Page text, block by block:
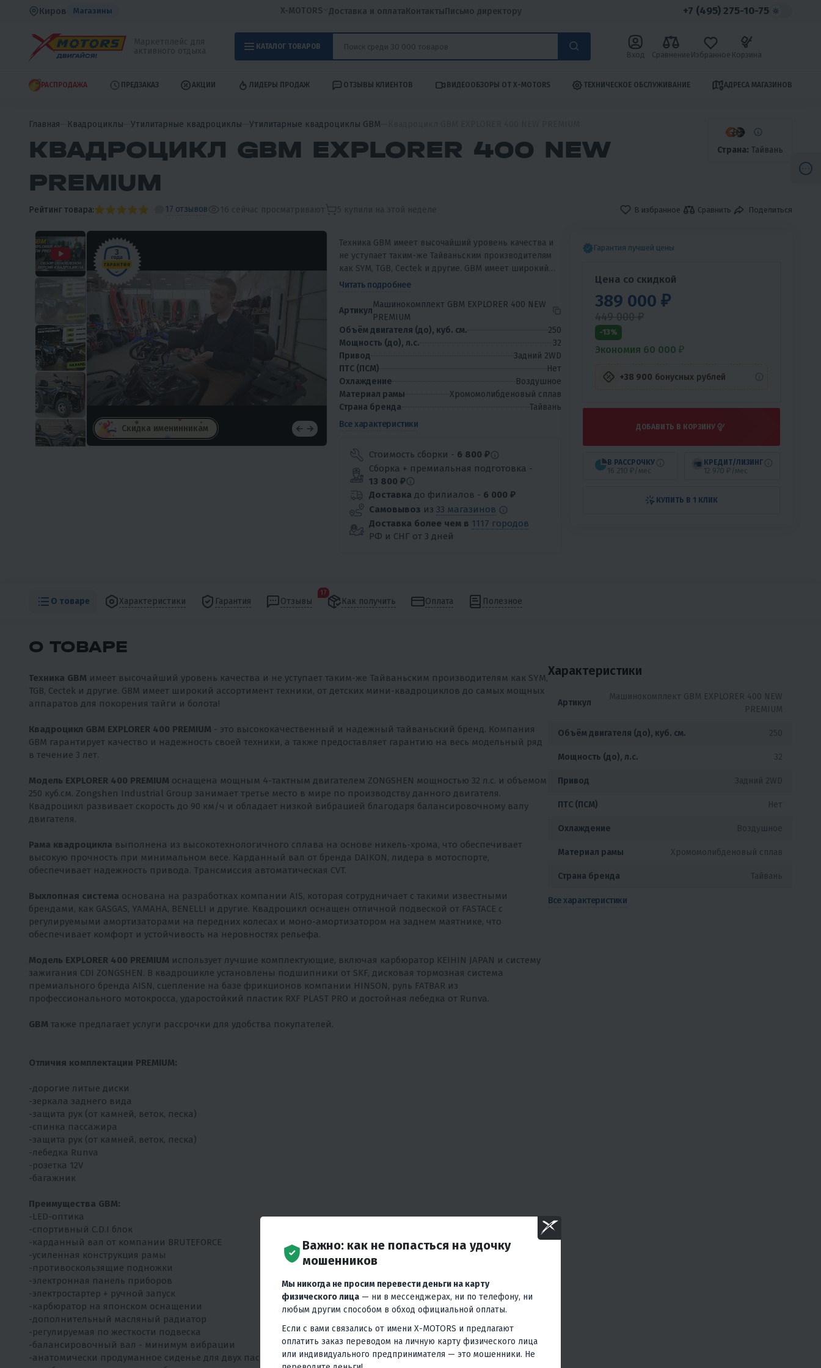
Киров Магазины X-MOTORS Доставка и оплатаКонтактыПисьмо директору +7 (495) 275-10-75
КАТАЛОГ ТОВАРОВ
Вход Сравнение Избранное Корзина
РАСПРОДАЖА ПРЕДЗАКАЗ АКЦИИ ЛИДЕРЫ ПРОДАЖ ОТЗЫВЫ КЛИЕНТОВ ВИДЕООБЗОРЫ ОТ X-MOTORS ТЕХНИЧЕСКОЕ ОБСЛУЖИВАНИЕ АДРЕСА МАГАЗИНОВ
Главная Квадроциклы Утилитарные квадроциклы Утилитарные квадроциклы GBM
КВАДРОЦИКЛ GBM EXPLORER 400 NEW
PREMIUM
Страна: Тайвань
Рейтинг товара: 17 отзывов 16 сейчас просматривают 5 купили на этой неделе В избранное Сравнить Поделиться
Скидка именинникам
Техника GBM имеет высочайший уровень качества и
не уступает таким-же Тайваньским производителям
как SYM, TGB, Cectek и другие. GBM имеет широкий
ассортимент техники, от детских мини-квадроциклов
Читать подробнее
Артикул
Машинокомплект GBM EXPLORER 400 NEW
PREMIUM
Объём двигателя (до), куб. см.
250
Мощность (до), л.с.
32
Привод
Задний 2WD
ПТС (ПСМ)
Нет
Охлаждение
Воздушное
Материал рамы
Хромомолибденовый сплав
Страна бренда
Тайвань
Все характеристики
Стоимость сборки - 6 800 ₽
Сборка + премиальная подготовка -
13 800 ₽
Доставка до филиалов - 6 000 ₽
Самовывоз из 33 магазинов
Доставка более чем в 1117 городов
РФ и СНГ от 3 дней
Гарантия лучшей цены
Цена со скидкой
389 000 ₽
449 000 ₽
-13%
Экономия 60 000 ₽
+38 900 бонусных рублей
ДОБАВИТЬ В КОРЗИНУ
В РАССРОЧКУ
16 210 ₽/мес
КРЕДИТ/ЛИЗИНГ
12 970 ₽/мес
КУПИТЬ В 1 КЛИК
О товаре Характеристики Гарантия Отзывы
17
Как получить Оплата Полезное
О ТОВАРЕ
Техника GBM имеет высочайший уровень качества и не уступает таким-же Тайваньским производителям как SYM,
TGB, Cectek и другие. GBM имеет широкий ассортимент техники, от детских мини-квадроциклов до самых мощных
аппаратов для покорения тайги и болота!
Квадроцикл GBM EXPLORER 400 PREMIUM - это высококачественный и надежный тайваньский бренд. Компания
GBM гарантирует качество и надежность своей техники, а также предоставляет гарантию на весь модельный ряд
в течение 3 лет.
Модель EXPLORER 400 PREMIUM оснащена мощным 4-тактным двигателем ZONGSHEN мощностью 32 л.с. и объемом
250 куб.см. Zongshen Industrial Group занимает третье место в мире по производству данного двигателя.
Квадроцикл развивает скорость до 90 км/ч и обладает низкой вибрацией благодаря балансировочному валу
двигателя.
Рама квадроцикла выполнена из высокотехнологичного сплава на основе никель-хрома, что обеспечивает
высокую прочность при минимальном весе. Карданный вал от бренда DAIKON, лидера в мотоспорте,
обеспечивает надежность привода. Трансмиссия автоматическая CVT.
Выхлопная система основана на разработках компании AIS, которая сотрудничает с такими известными
брендами, как GASGAS, YAMAHA, BENELLI и другие. Квадроцикл оснащен отличной подвеской от FASTACE с
регулируемыми амортизаторами на передних колесах и моно-амортизатором на заднем маятнике, что
обеспечивает комфорт и устойчивость на неровностях рельефа.
Модель EXPLORER 400 PREMIUM использует лучшие комплектующие, включая карбюратор KEIHIN JAPAN и систему
зажигания CDI ZONGSHEN. В квадроцикле установлены подшипники от SKF, дисковая тормозная система
премиального бренда AISN, сцепление на базе фрикционов компании HINSON, руль FATBAR из
профессионального мотокросса, ударостойкий пластик RXF PLAST PRO и достойная лебедка от Runva.
GBM также предлагает услуги рассрочки для удобства покупателей.
Отличия комплектации PREMIUM:
-дорогие литые диски
-зеркала заднего вида
-защита рук (от камней, веток, песка)
-спинка пассажира
-защита рук (от камней, веток, песка)
-лебедка Runva
-розетка 12V
-багажник
Преимущества GBM:
-LED-оптика
-спортивный C.D.I блок
-карданный вал от компании BRUTEFORCE
-усиленная конструкция рамы
-противоскользящие подножки
-электронная панель приборов
-электростартер + ручной запуск
-карбюратор на японском оснащении
-дополнительный масляный радиатор
-регулируемая по жесткости подвеска
-балансировочный вал - минимум вибрации
-анатомически продуманное сиденье для двух пассажиров
Характеристики
Артикул
Машинокомплект GBM EXPLORER 400 NEW
PREMIUM
Объём двигателя (до), куб. см. 250
Мощность (до), л.с. 32
Привод Задний 2WD
ПТС (ПСМ) Нет
Охлаждение Воздушное
Материал рамы Хромомолибденовый сплав
Страна бренда Тайвань
Все характеристики
Важно: как не попасться на удочку
мошенников
Мы никогда не просим перевести деньги на карту
физического лица — ни в мессенджерах, ни по телефону, ни
любым другим способом в обход официальной оплаты.
Если с вами связались от имени X-MOTORS и предлагают
оплатить заказ переводом на личную карту физического лица
или индивидуального предпринимателя — это мошенники. Не